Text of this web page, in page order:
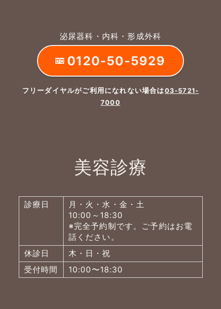
泌尿器科・内科・形成外科
0120-50-5929
フリーダイヤルがご利用になれない場合は03-5721-
7000
美容診療
診療日
月・火・水・金・土
10:00～18:30
※完全予約制です。ご予約はお電
話ください。
休診日
木・日・祝
受付時間
10:00〜18:30